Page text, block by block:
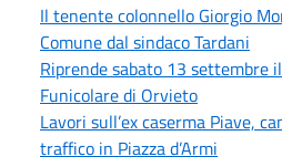
Il tenente colonnello Giorgio
Comune dal sindaco Tardani
Riprende sabato 13 settembre
Funicolare di Orvieto
Lavori sull’ex caserma Piave,
traffico in Piazza d’Armi